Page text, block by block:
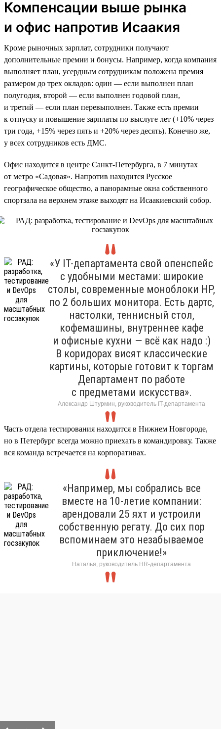
Компенсации выше рынка
и офис напротив Исаакия
Кроме рыночных зарплат, сотрудники получают
дополнительные премии и бонусы. Например, когда компания
выполняет план, усердным сотрудникам положена премия
размером до трех окладов: один — если выполнен план
полугодия, второй — если выполнен годовой план,
и третий — если план перевыполнен. Также есть премии
к отпуску и повышение зарплаты по выслуге лет (+10% через
три года, +15% через пять и +20% через десять). Конечно же,
у всех сотрудников есть ДМС.
Офис находится в центре Санкт-Петербурга, в 7 минутах
от метро «Садовая». Напротив находится Русское
географическое общество, а панорамные окна собственного
спортзала на верхнем этаже выходят на Исаакиевский собор.
«У IT-департамента свой опенспейс
с удобными местами: широкие
столы, современные моноблоки HP,
по 2 больших монитора. Есть дартс,
настолки, теннисный стол,
кофемашины, внутреннее кафе
и офисные кухни — всё как надо :)
В коридорах висят классические
картины, которые готовит к торгам
Департамент по работе
с предметами искусства».
Александр Штурмин, руководитель IT-департамента
Часть отдела тестирования находится в Нижнем Новгороде,
но в Петербург всегда можно приехать в командировку. Также
вся команда встречается на корпоративах.
«Например, мы собрались все
вместе на 10-летие компании:
арендовали 25 яхт и устроили
собственную регату. До сих пор
вспоминаем это незабываемое
приключение!»
Наталья, руководитель HR-департамента